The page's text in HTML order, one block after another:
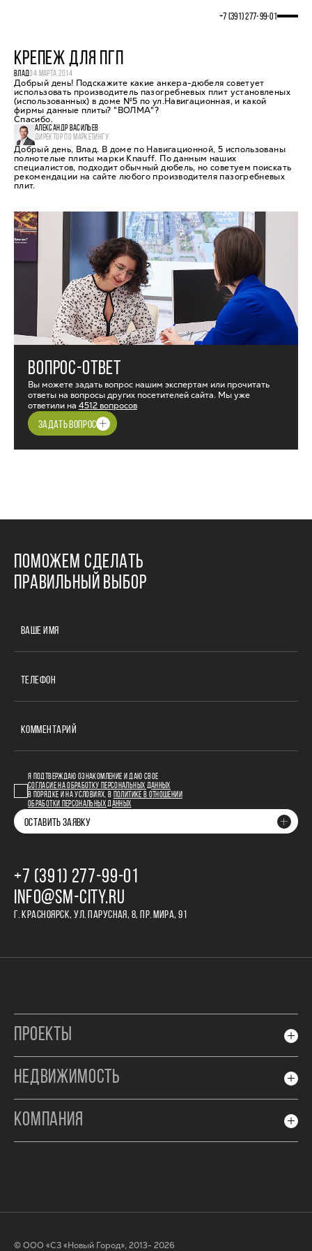
+7 (391) 277‒99‒01
КРЕПЕЖ ДЛЯ ПГП
ВЛАД04 МАРТА 2014
Добрый день! Подскажите какие анкера-дюбеля советует
использовать производитель пазогребневых плит установленых
(использованных) в доме №5 по ул.Навигационная, и какой
фирмы данные плиты? "ВОЛМА"?
Спасибо.
АЛЕКСАНДР ВАСИЛЬЕВ
ДИРЕКТОР ПО МАРКЕТИНГУ
Добрый день, Влад. В доме по Навигационной, 5 использованы
полнотелые плиты марки Knauff. По данным наших
специалистов, подходит обычный дюбель, но советуем поискать
рекомендации на сайте любого производителя пазогребневых
плит.
ВОПРОС-ОТВЕТ
Вы можете задать вопрос нашим экспертам или прочитать
ответы на вопросы других посетителей сайта. Мы уже
ответили на 4512 вопросов
ЗАДАТЬ ВОПРОС
ПОМОЖЕМ СДЕЛАТЬ
ПРАВИЛЬНЫЙ ВЫБОР
ВАШЕ ИМЯ
ТЕЛЕФОН
КОММЕНТАРИЙ
Я ПОДТВЕРЖДАЮ ОЗНАКОМЛЕНИЕ И ДАЮ СВОЕ
СОГЛАСИЕ НА ОБРАБОТКУ ПЕРСОНАЛЬНЫХ ДАННЫХ
В ПОРЯДКЕ И НА УСЛОВИЯХ, В
ПОЛИТИКЕ В ОТНОШЕНИИ
ОБРАБОТКИ ПЕРСОНАЛЬНЫХ ДАННЫХ
ОСТАВИТЬ ЗАЯВКУ
+7 (391) 277‒99‒01
INFO@SM-CITY.RU
Г. КРАСНОЯРСК, УЛ. ПАРУСНАЯ, 8, ПР. МИРА, 91
ПРОЕКТЫ
НЕДВИЖИМОСТЬ
КОМПАНИЯ
© ООО «СЗ «Новый Город», 2013- 2026